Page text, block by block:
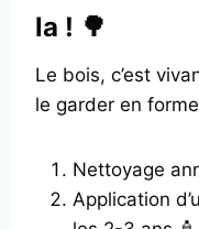
la ! 🌳
Le bois, c’est
le garder en
Nettoyage
Application